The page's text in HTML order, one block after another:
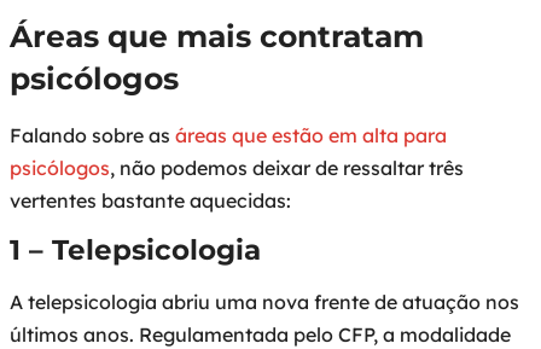
Áreas que mais contratam
psicólogos
Falando sobre as áreas que estão em alta para
psicólogos, não podemos deixar de ressaltar três
vertentes bastante aquecidas:
1 – Telepsicologia
A telepsicologia abriu uma nova frente de atuação nos
últimos anos. Regulamentada pelo CFP, a modalidade